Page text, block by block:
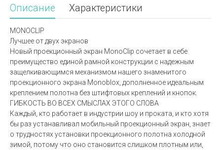
Описание Характеристики
MONOCLIP
Лучшее от двух экранов
Новый проекционный экран MonoClip сочетает в себе
преимущество единой рамной конструкции с надежным
защелкивающимся механизмом нашего знаменитого
проекционного экрана Monoblox, дополненное идеальным
креплением полотна без штифтовых креплений и кнопок.
ГИБКОСТЬ ВО ВСЕХ СМЫСЛАХ ЭТОГО СЛОВА
Каждый, кто работает в индустрии шоу и проката, и кто хотя
бы раз устанавливал мобильный проекционный экран, знает
о трудностях установки проекционного полотна холодной
зимой, потому что оно становится слишком плотным или,